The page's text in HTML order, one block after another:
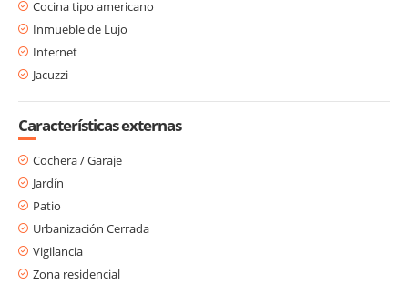
Cocina tipo americano
Inmueble de Lujo
Internet
Jacuzzi
Características externas
Cochera / Garaje
Jardín
Patio
Urbanización Cerrada
Vigilancia
Zona residencial